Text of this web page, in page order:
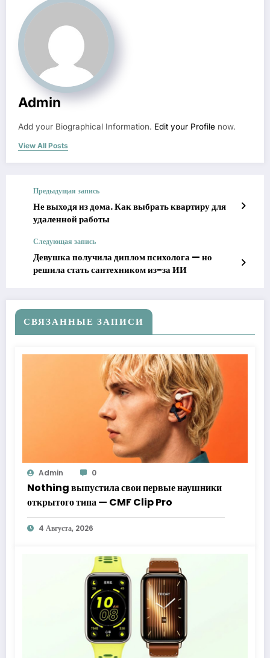
Admin
Add your Biographical Information. Edit your Profile now.
View All Posts
Предыдущая запись
Не выходя из дома. Как выбрать квартиру для
удаленной работы
Следующая запись
Девушка получила диплом психолога — но
решила стать сантехником из-за ИИ
СВЯЗАННЫЕ ЗАПИСИ
Admin 0
Nothing выпустила свои первые наушники
открытого типа — CMF Clip Pro
4 Августа, 2026